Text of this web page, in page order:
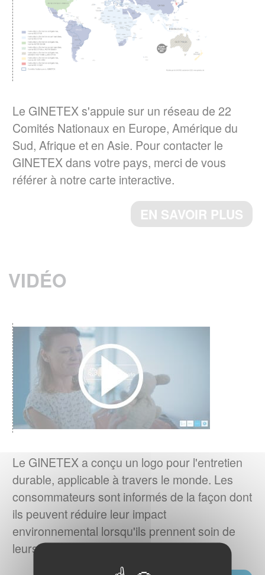
ENTRETIEN DU LINGE – Quelle
consommation d’énergie pour le séchage
des textiles ?
Le GINETEX dévoile les
principaux enseignements de son étude sur
son impact sur les cycles de séchage.
La norme ISO 3758:2023 a été publiée
Le 6 décembre 2023, a norme ISO
3758:2023, Textiles – Code d'étiquetage
d'entretien utilisant des symboles, a été
édition annule et remplace la
EUROPEEN IPSOS 2023
Quelles sont les habitudes d'entretien textile
en Europe ?
EN SAVOIR PLUS
RESPONSABILITE ELARGIE DU
La loi AGEC impose depuis le 1 janvier
2022, l'apposition d'une
signalétique TRIMAN et d'une info-tri sur les
produits tels que les textiles d'habillement, le
linge de maison et les chaussures.
EN SAVOIR PLUS
Le GINETEX s'appuie sur un réseau de 22
Comités Nationaux en Europe, Amérique du
Sud, Afrique et en Asie. Pour contacter le
GINETEX dans votre pays, merci de vous
référer à notre carte interactive.
EN SAVOIR PLUS
VIDÉO
Le GINETEX a conçu un logo pour l'entretien
durable, applicable à travers le monde. Les
consommateurs sont informés de la façon dont
ils peuvent réduire leur impact
environnemental lorsqu'ils prennent soin de
leurs textiles.